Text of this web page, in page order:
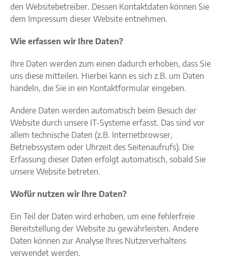
den Websitebetreiber. Dessen Kontaktdaten können Sie
dem Impressum dieser Website entnehmen.
Wie erfassen wir Ihre Daten?
Ihre Daten werden zum einen dadurch erhoben, dass Sie
uns diese mitteilen. Hierbei kann es sich z.B. um Daten
handeln, die Sie in ein Kontaktformular eingeben.
Andere Daten werden automatisch beim Besuch der
Website durch unsere IT-Systeme erfasst. Das sind vor
allem technische Daten (z.B. Internetbrowser,
Betriebssystem oder Uhrzeit des Seitenaufrufs). Die
Erfassung dieser Daten erfolgt automatisch, sobald Sie
unsere Website betreten.
Wofür nutzen wir Ihre Daten?
Ein Teil der Daten wird erhoben, um eine fehlerfreie
Bereitstellung der Website zu gewährleisten. Andere
Daten können zur Analyse Ihres Nutzerverhaltens
verwendet werden.